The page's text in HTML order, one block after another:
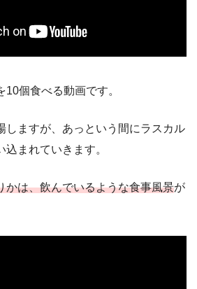
個食べる動画です。
しますが、あっという間にラスカル
まれていきます。
かは、飲んでいるような食事風景が